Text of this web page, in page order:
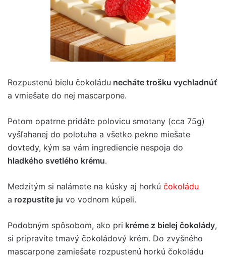
Rozpustenú bielu čokoládu necháte trošku vychladnúť
a vmiešate do nej mascarpone.
Potom opatrne pridáte polovicu smotany (cca 75g)
vyšľahanej do polotuha a všetko pekne miešate
dovtedy, kým sa vám ingrediencie nespoja do
hladkého svetlého krému.
Medzitým si nalámete na kúsky aj horkú čokoládu
a rozpustíte ju vo vodnom kúpeli.
Podobným spôsobom, ako pri kréme z bielej čokolády,
si pripravíte tmavý čokoládový krém. Do zvyšného
mascarpone zamiešate rozpustenú horkú čokoládu